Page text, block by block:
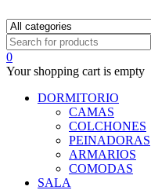
0
Your shopping cart is empty
DORMITORIO
CAMAS
COLCHONES
PEINADORAS
ARMARIOS
COMODAS
SALA